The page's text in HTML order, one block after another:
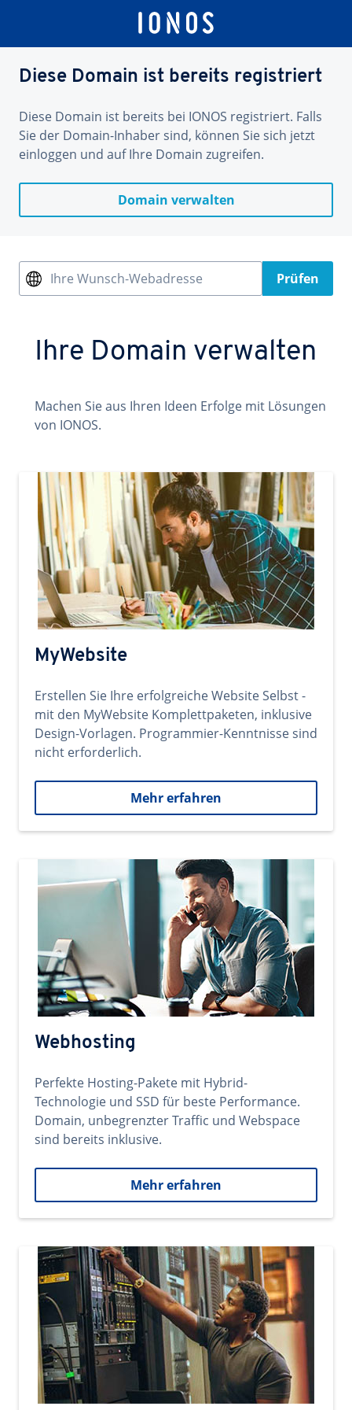
Diese Domain ist bereits registriert
Diese Domain ist bereits bei IONOS registriert. Falls
Sie der Domain-Inhaber sind, können Sie sich jetzt
einloggen und auf Ihre Domain zugreifen.
Domain verwalten
Ihre Wunsch-Webadresse Prüfen
Ihre Domain verwalten
Machen Sie aus Ihren Ideen Erfolge mit Lösungen
von IONOS.
MyWebsite
Erstellen Sie Ihre erfolgreiche Website Selbst -
mit den MyWebsite Komplettpaketen, inklusive
Design-Vorlagen. Programmier-Kenntnisse sind
nicht erforderlich.
Mehr erfahren
Webhosting
Perfekte Hosting-Pakete mit Hybrid-
Technologie und SSD für beste Performance.
Domain, unbegrenzter Traffic und Webspace
sind bereits inklusive.
Mehr erfahren